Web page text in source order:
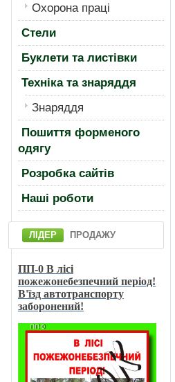
Охорона працi
Стели
Буклети та листівки
Техніка та знаряддя
Знаряддя
Пошиття форменого
одягу
Розробка сайтів
Нашi роботи
ЛІДЕР ПРОДАЖУ
ПП-0 В лici
пожежонебезпечний перiод!
В'їзд автотранспорту
заборонений!